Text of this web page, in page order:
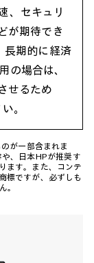
、セキュリ
が期待でき
長期的に経済
の場合は、
せるため
。
が一部含まれま
、日本HPが推奨す
ます。また、コンテ
標ですが、必ずしも
。